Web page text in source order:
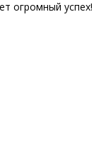
огромный успех!